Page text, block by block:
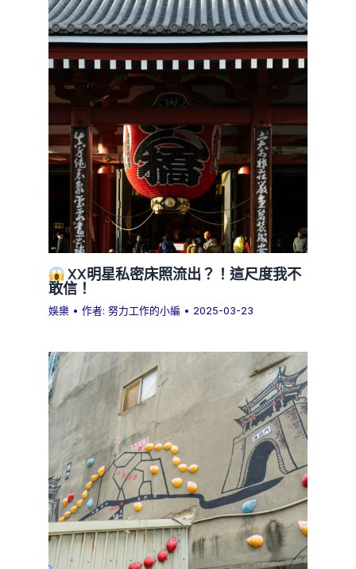
XX明星私密床照流出？！這尺度我不
敢信！
娛樂 • 作者:努力工作的小編 • 2025-03-23